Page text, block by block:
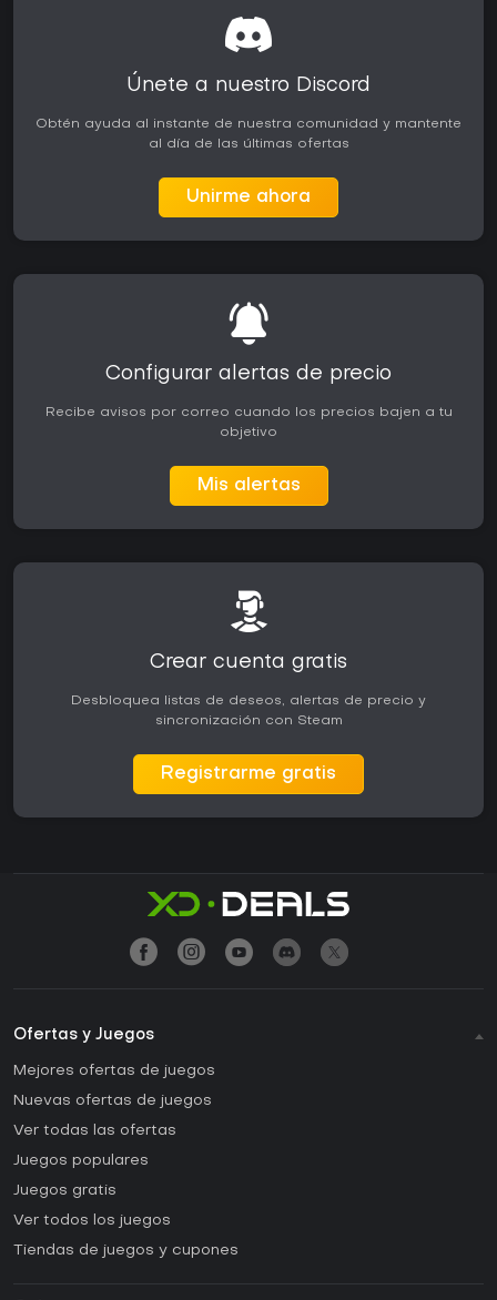
Únete a nuestro Discord
Obtén ayuda al instante de nuestra comunidad y mantente
al día de las últimas ofertas
Unirme ahora
Configurar alertas de precio
Recibe avisos por correo cuando los precios bajen a tu
objetivo
Mis alertas
Crear cuenta gratis
Desbloquea listas de deseos, alertas de precio y
sincronización con Steam
Registrarme gratis
Ofertas y Juegos
Mejores ofertas de juegos
Nuevas ofertas de juegos
Ver todas las ofertas
Juegos populares
Juegos gratis
Ver todos los juegos
Tiendas de juegos y cupones